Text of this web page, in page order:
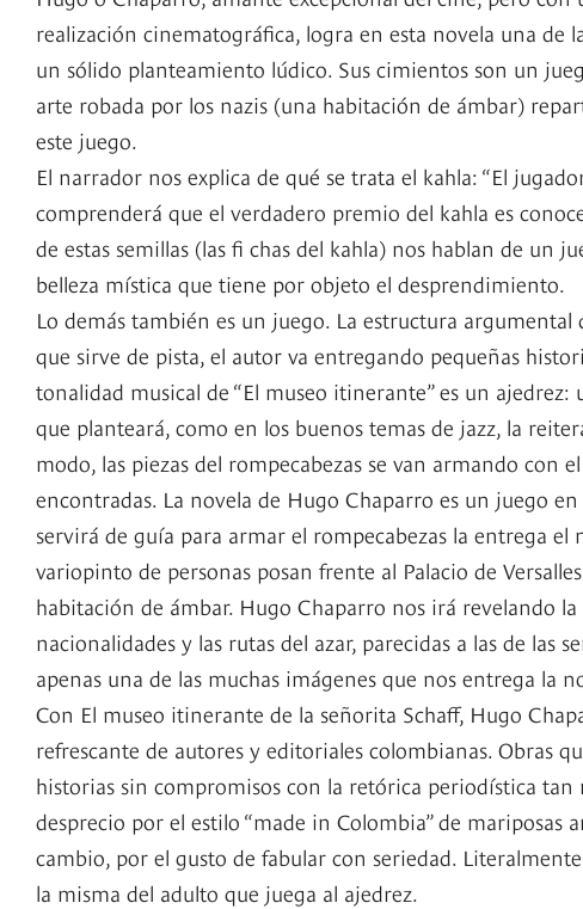
realización cinematográfica, logra en esta novela una de
un sólido planteamiento lúdico. Sus cimientos son un
arte robada por los nazis (una habitación de ámbar)
este juego.
El narrador nos explica de qué se trata el kahla: “El
comprenderá que el verdadero premio del kahla es
de estas semillas (las fi chas del kahla) nos hablan de
belleza mística que tiene por objeto el desprendimiento.
Lo demás también es un juego. La estructura
que sirve de pista, el autor va entregando pequeñas
tonalidad musical de “El museo itinerante” es un
que planteará, como en los buenos temas de jazz, la
modo, las piezas del rompecabezas se van armando con
encontradas. La novela de Hugo Chaparro es un juego
servirá de guía para armar el rompecabezas la entrega
variopinto de personas posan frente al Palacio de
habitación de ámbar. Hugo Chaparro nos irá revelando
nacionalidades y las rutas del azar, parecidas a las de las
apenas una de las muchas imágenes que nos entrega la
Con El museo itinerante de la señorita Schaff, Hugo
refrescante de autores y editoriales colombianas. Obras
historias sin compromisos con la retórica periodística
desprecio por el estilo “made in Colombia” de mariposas
cambio, por el gusto de fabular con seriedad.
la misma del adulto que juega al ajedrez.